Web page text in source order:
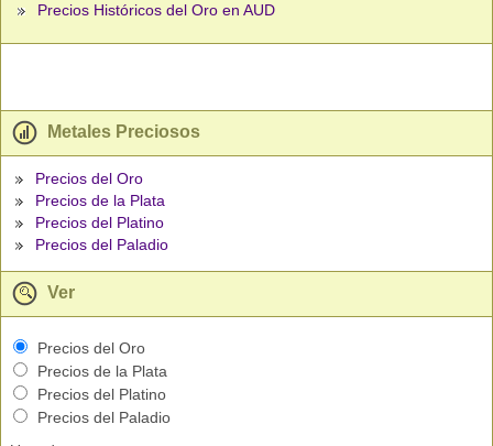
Precios Históricos del Oro en AUD
Metales Preciosos
Precios del Oro
Precios de la Plata
Precios del Platino
Precios del Paladio
Ver
Precios del Oro
Precios de la Plata
Precios del Platino
Precios del Paladio